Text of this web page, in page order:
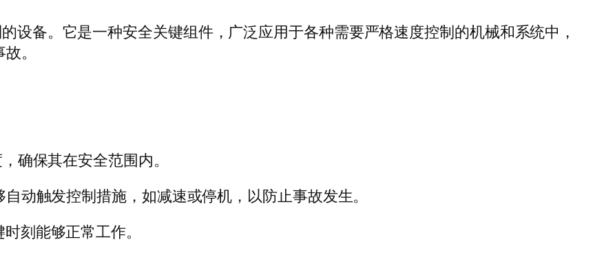
设备。它是一种安全关键组件，广泛应用于各种需要严格速度控制的机械和系统中，
。
确保其在安全范围内。
自动触发控制措施，如减速或停机，以防止事故发生。
刻能够正常工作。